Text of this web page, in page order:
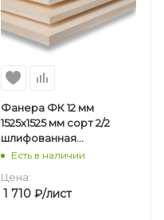
Фанера ФК 12 мм
1525х1525 мм сорт 2/2
шлифованная
березовая
Есть в наличии
Цена:
1 710₽/лист